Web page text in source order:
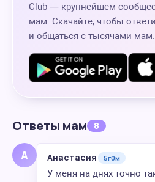
Club — крупнейшем
мам. Скачайте, чтобы
и общаться с тысячами мам.
Ответы мам 8
А Анастасия 5г0м
У меня на днях точно